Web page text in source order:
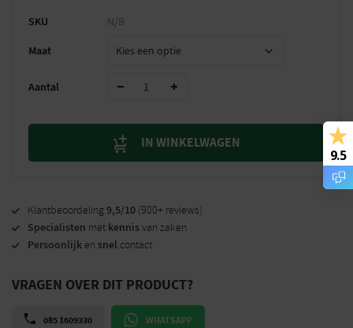
SKU N/B
Maat
Aantal
IN WINKELWAGEN
Klantbeoordeling9,5/10 (900+ reviews)
Specialisten met kennisvan zaken
Persoonlijk en snel contact
VRAGEN OVER DIT PRODUCT?
085 1609330 WHATSAPP
9.5